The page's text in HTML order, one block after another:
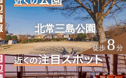
北常三島公園
徒歩8 分